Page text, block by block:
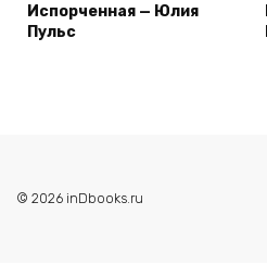
Испорченная — Юлия
Пульс
© 2026 inDbooks.ru